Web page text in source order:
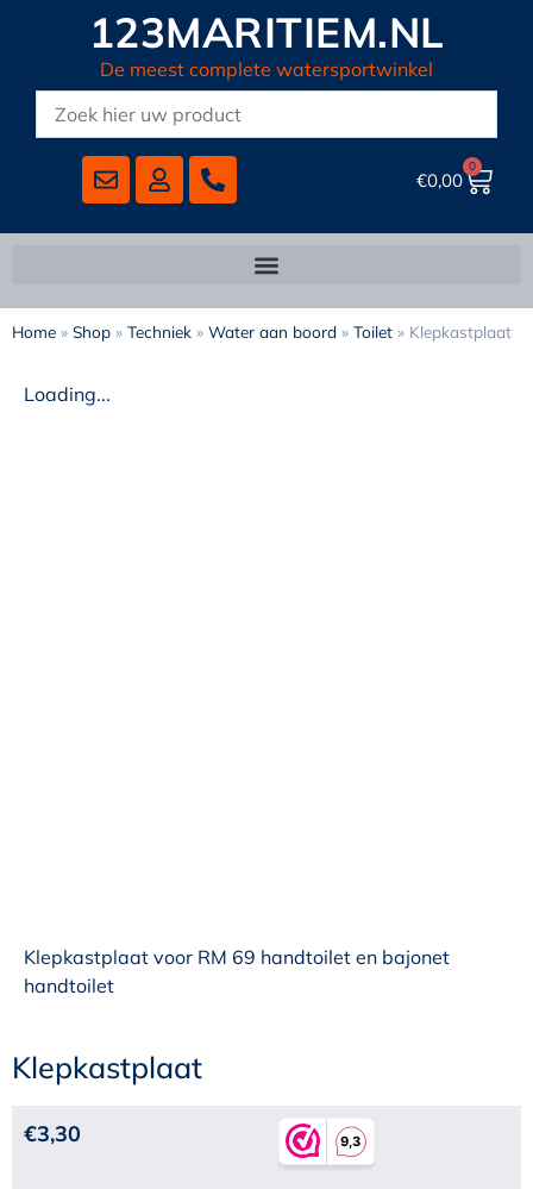
123MARITIEM.NL
De meest complete watersportwinkel
€0,00
0
Home » Shop » Techniek » Water aan boord » Toilet » Klepkastplaat
Loading...
Klepkastplaat voor RM 69 handtoilet en bajonet
handtoilet
Klepkastplaat
€3,30